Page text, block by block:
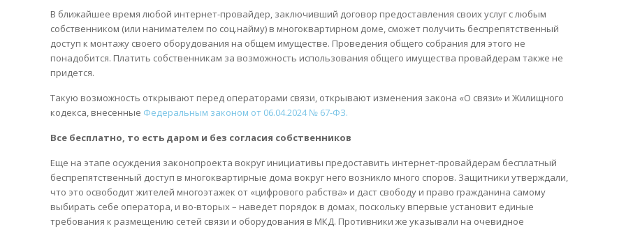
В ближайшее время любой интернет-провайдер, заключивший договор предоставления своих услуг с любым
собственником (или нанимателем по соц.найму) в многоквартирном доме, сможет получить беспрепятственный
доступ к монтажу своего оборудования на общем имуществе. Проведения общего собрания для этого не
понадобится. Платить собственникам за возможность использования общего имущества провайдерам также не
придется.
Такую возможность открывают перед операторами связи, открывают изменения закона «О связи» и Жилищного
кодекса, внесенные Федеральным законом от 06.04.2024 № 67-ФЗ.
Все бесплатно, то есть даром и без согласия собственников
Еще на этапе осуждения законопроекта вокруг инициативы предоставить интернет-провайдерам бесплатный
беспрепятственный доступ в многоквартирные дома вокруг него возникло много споров. Защитники утверждали,
что это освободит жителей многоэтажек от «цифрового рабства» и даст свободу и право гражданина самому
выбирать себе оператора, и во-вторых – наведет порядок в домах, поскольку впервые установит единые
требования к размещению сетей связи и оборудования в МКД. Противники же указывали на очевидное